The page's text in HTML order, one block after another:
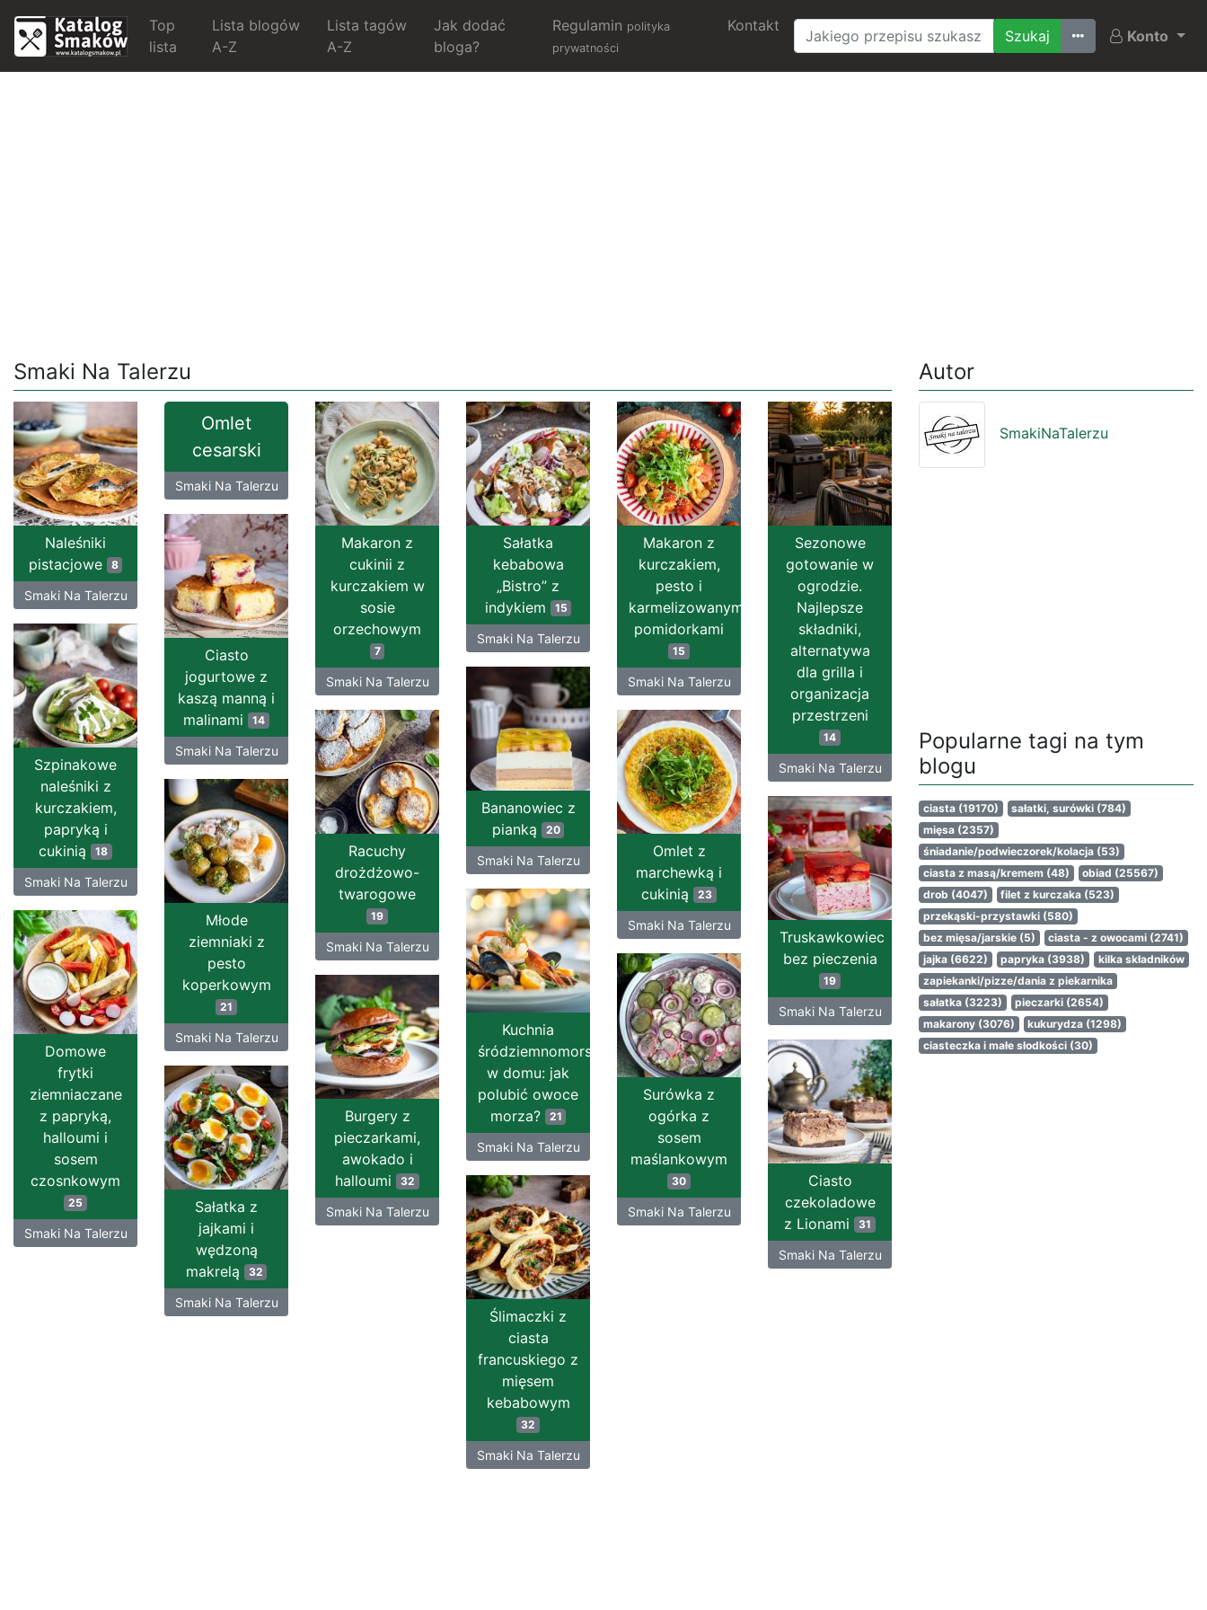
Top
lista
Lista blogów
A-Z
Lista tagów
A-Z
Jak dodać
bloga?
Regulamin polityka
prywatności
Kontakt
Ostatnio szukane
Konto
Smaki Na Talerzu
Naleśniki
pistacjowe
8
Smaki Na Talerzu
Omlet
cesarski
Smaki Na Talerzu
Makaron z
cukinii z
kurczakiem w
sosie
orzechowym
7
Smaki Na Talerzu
Sałatka
kebabowa
„Bistro” z
indykiem
15
Smaki Na Talerzu
Makaron z
kurczakiem,
pesto i
karmelizowanymi
pomidorkami
15
Smaki Na Talerzu
Sezonowe
gotowanie w
ogrodzie.
Najlepsze
składniki,
alternatywa
dla grilla i
organizacja
przestrzeni
14
Smaki Na Talerzu
Ciasto
jogurtowe z
kaszą manną i
malinami 14
Smaki Na Talerzu
Szpinakowe
naleśniki z
kurczakiem,
papryką i
cukinią 18
Smaki Na Talerzu
Bananowiec z
pianką
20
Smaki Na Talerzu
Racuchy
drożdżowo-
twarogowe
19
Smaki Na Talerzu
Omlet z
marchewką i
cukinią 23
Smaki Na Talerzu
Młode
ziemniaki z
pesto
koperkowym
21
Smaki Na Talerzu
Truskawkowiec
bez pieczenia
19
Smaki Na Talerzu
Kuchnia
śródziemnomorska
w domu: jak
polubić owoce
morza?
21
Smaki Na Talerzu
Domowe
frytki
ziemniaczane
z papryką,
halloumi i
sosem
czosnkowym
25
Smaki Na Talerzu
Surówka z
ogórka z
sosem
maślankowym
30
Smaki Na Talerzu
Burgery z
pieczarkami,
awokado i
halloumi 32
Smaki Na Talerzu
Ciasto
czekoladowe
z Lionami 31
Smaki Na Talerzu
Sałatka z
jajkami i
wędzoną
makrelą
32
Smaki Na Talerzu
Ślimaczki z
ciasta
francuskiego z
mięsem
kebabowym
32
Smaki Na Talerzu
Autor
SmakiNaTalerzu
Popularne tagi na tym
blogu
ciasta (19170) sałatki, surówki (784)
mięsa (2357)
śniadanie/podwieczorek/kolacja (53)
ciasta z masą/kremem (48) obiad (25567)
drob (4047) filet z kurczaka (523)
przekąski-przystawki (580)
bez mięsa/jarskie (5) ciasta - z owocami (2741)
jajka (6622) papryka (3938)
kilka składników
zapiekanki/pizze/dania z piekarnika
sałatka (3223) pieczarki (2654)
makarony (3076) kukurydza (1298)
ciasteczka i małe słodkości (30)